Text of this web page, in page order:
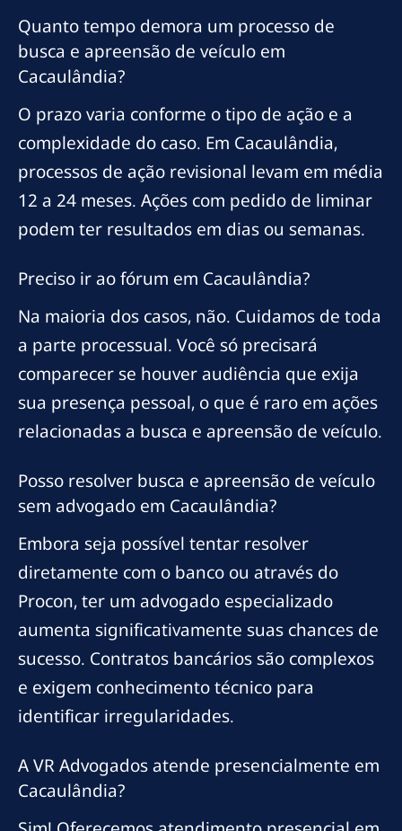
Quanto tempo demora um processo de
busca e apreensão de veículo em
Cacaulândia?
O prazo varia conforme o tipo de ação e a
complexidade do caso. Em Cacaulândia,
processos de ação revisional levam em média
12 a 24 meses. Ações com pedido de liminar
podem ter resultados em dias ou semanas.
Preciso ir ao fórum em Cacaulândia?
Na maioria dos casos, não. Cuidamos de toda
a parte processual. Você só precisará
comparecer se houver audiência que exija
sua presença pessoal, o que é raro em ações
relacionadas a busca e apreensão de veículo.
Posso resolver busca e apreensão de veículo
sem advogado em Cacaulândia?
Embora seja possível tentar resolver
diretamente com o banco ou através do
Procon, ter um advogado especializado
aumenta significativamente suas chances de
sucesso. Contratos bancários são complexos
e exigem conhecimento técnico para
identificar irregularidades.
A VR Advogados atende presencialmente em
Cacaulândia?